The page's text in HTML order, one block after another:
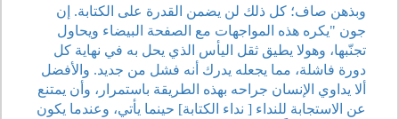
وبذهن صاف؛ كل ذلك لن يضمن القدرة على الكتابة. إن
جون "يكره هذه المواجهات مع الصفحة البيضاء ويحاول
تجنّبها، وهولا يطيق ثقل اليأس الذي يحل به في نهاية كل
دورة فاشلة، مما يجعله يدرك أنه فشل من جديد. والأفضل
ألا يداوي الإنسان جراحه بهذه الطريقة باستمرار، وأن يمتنع
عن الاستجابة للنداء [ نداء الكتابة] حينما يأتي، وعندما يكون